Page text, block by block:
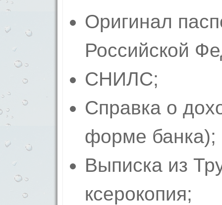
Оригинал
Российской
СНИЛС;
Справка о
форме банка);
Выписка из
ксерокопия;